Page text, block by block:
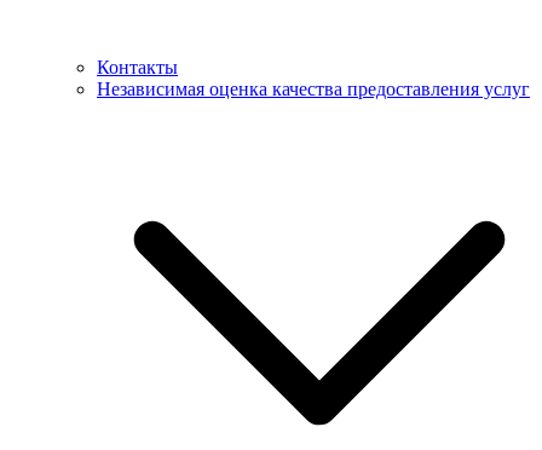
Контакты
Независимая оценка качества предоставления услуг